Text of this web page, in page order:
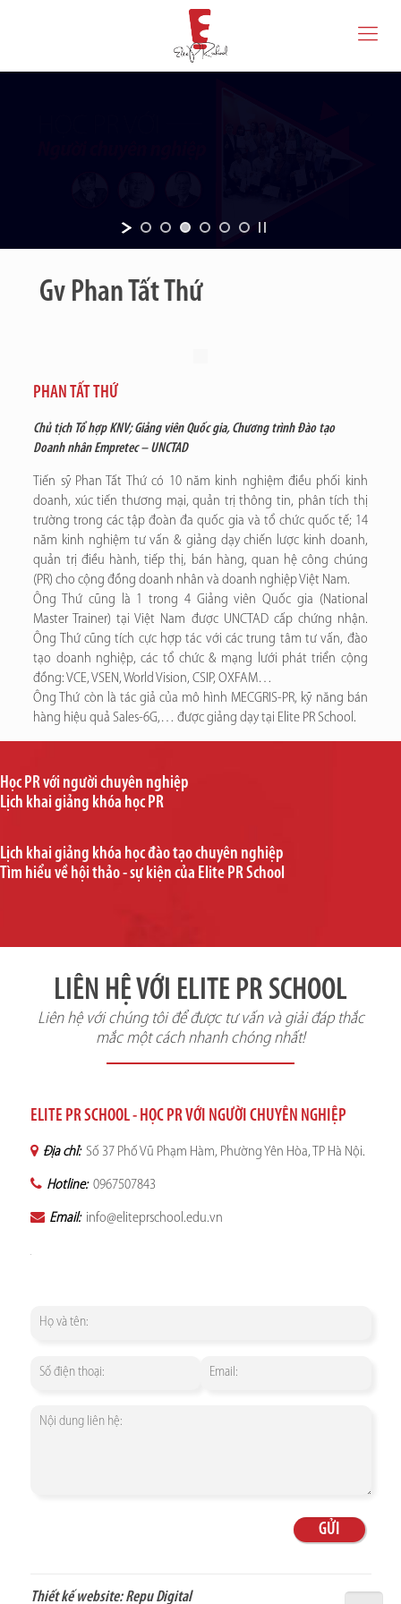
Gv Phan Tất Thứ
PHAN TẤT THỨ
Chủ tịch Tổ hợp KNV; Giảng viên Quốc gia, Chương trình Đào tạo
Doanh nhân Empretec – UNCTAD
Tiến sỹ Phan Tất Thứ có 10 năm kinh nghiệm điều phối kinh
doanh, xúc tiến thương mại, quản trị thông tin, phân tích thị
trường trong các tập đoàn đa quốc gia và tổ chức quốc tế; 14
năm kinh nghiệm tư vấn & giảng dạy chiến lược kinh doanh,
quản trị điều hành, tiếp thị, bán hàng, quan hệ công chúng
(PR) cho cộng đồng doanh nhân và doanh nghiệp Việt Nam.
Ông Thứ cũng là 1 trong 4 Giảng viên Quốc gia (National
Master Trainer) tại Việt Nam được UNCTAD cấp chứng nhận.
Ông Thứ cũng tích cực hợp tác với các trung tâm tư vấn, đào
tạo doanh nghiệp, các tổ chức & mạng lưới phát triển cộng
đồng: VCE, VSEN, World Vision, CSIP, OXFAM…
Ông Thứ còn là tác giả của mô hình MECGRIS-PR, kỹ năng bán
hàng hiệu quả Sales-6G,… được giảng dạy tại Elite PR School.
Học PR với người chuyên nghiệp
Lịch khai giảng khóa học PR
Lịch khai giảng khóa học đào tạo chuyên nghiệp
Tìm hiểu về hội thảo - sự kiện của Elite PR School
LIÊN HỆ VỚI ELITE PR SCHOOL
Liên hệ với chúng tôi để được tư vấn và giải đáp thắc
mắc một cách nhanh chóng nhất!
ELITE PR SCHOOL - HỌC PR VỚI NGƯỜI CHUYÊN NGHIỆP
Địa chỉ: Số 37 Phố Vũ Phạm Hàm, Phường Yên Hòa, TP Hà Nội.
Hotline: 0967507843
Email: info@eliteprschool.edu.vn
Thiết kế website:Repu Digital